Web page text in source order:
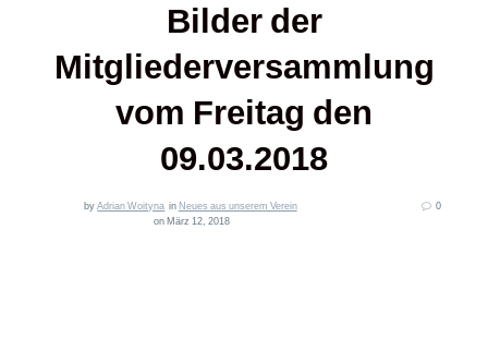
Bilder der
Mitgliederversammlung
vom Freitag den
09.03.2018
byAdrian Woityna inNeues aus unserem Verein
on März 12, 2018
0